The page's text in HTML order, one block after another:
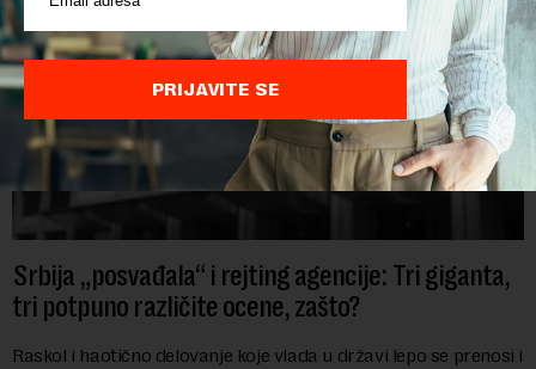
Srbija „posvađala“ i rejting agencije: Tri giganta,
tri potpuno različite ocene, zašto?
Raskol i haotično delovanje koje vlada u državi lepo se prenosi i
PRIJAVITE SE